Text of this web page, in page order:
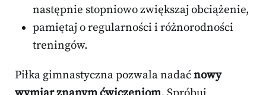
następnie stopniowo zwiększaj obciążenie,
pamiętaj o regularności i różnorodności
treningów.
Piłka gimnastyczna pozwala nadaćnowy